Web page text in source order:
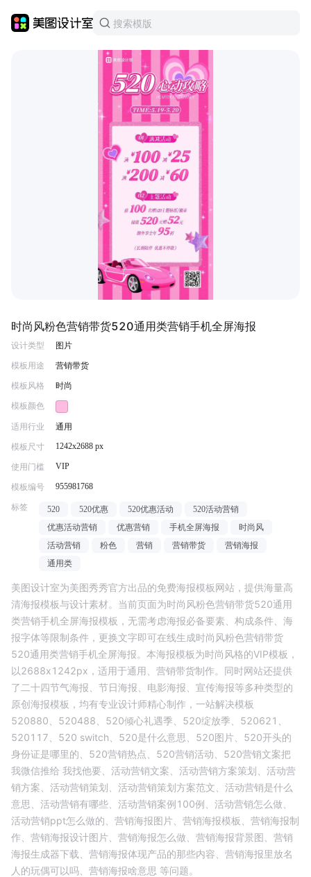
时尚风粉色营销带货520通用类营销手机全屏海报
设计类型 图片
模板用途 营销带货
模板风格 时尚
模板颜色
适用行业 通用
模板尺寸 1242x2688 px
使用门槛 VIP
模板编号 955981768
标签 520 520优惠 520优惠活动
520活动营销
优惠活动营销
优惠营销 手机全屏海报
时尚风
活动营销
粉色 营销 营销带货
营销海报
通用类
美图设计室为美图秀秀官方出品的免费海报模板网站，提供海量高
清海报模板与设计素材。当前页面为时尚风粉色营销带货520通用
类营销手机全屏海报模板，无需考虑海报必备要素、构成条件、海
报字体等限制条件，更换文字即可在线生成时尚风粉色营销带货
520通用类营销手机全屏海报。本海报模板为时尚 风格的VIP模板，
以2688x1242px，适用于通用 营销带货制作。同时网站还提供
了二十四节气海报、节日海报、电影海报、宣传海报等多种类型的
原创海报模板，均有专业设计师精心制作，一站解决模板
520880、 520488、 520倾心礼遇季、 520绽放季、 520621、
520117、 520 switch、 520是什么意思、 520图片、 520开头的
身份证是哪里的、 520营销热点、 520营销活动、 520营销文案把
我微信推给 我找他要、 活动营销文案、 活动营销方案策划、 活动营
销方案、 活动营销策划、 活动营销策划方案范文、 活动营销是什么
意思、 活动营销有哪些、 活动营销案例100例、 活动营销怎么做、
活动营销ppt怎么做的、 营销海报图片、 营销海报模板、 营销海报制
作、 营销海报设计图片、 营销海报怎么做、 营销海报背景图、 营销
海报生成器下载、 营销海报体现产品的那些内容、 营销海报里放名
人的玩偶可以吗、 营销海报啥意思 等问题。